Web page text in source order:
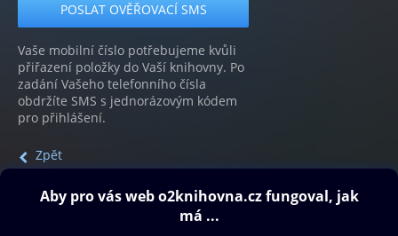
Vaše mobilní číslo potřebujeme kvůli
přiřazení položky do Vaší knihovny. Po
zadání Vašeho telefonního čísla
obdržíte SMS s jednorázovým kódem
pro přihlášení.
Zpět